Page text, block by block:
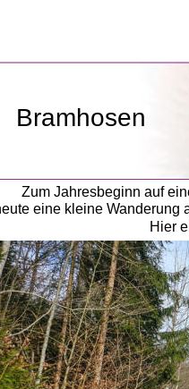
Zum Jahresbeginn auf
eine kleine
Hier
Bramhosen